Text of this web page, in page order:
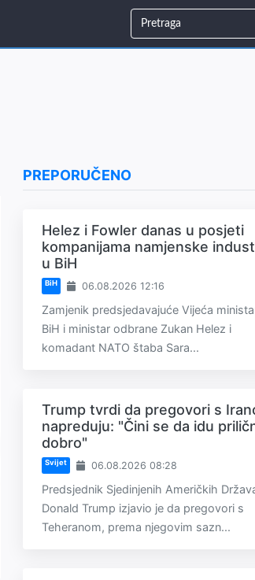
PREPORUČENO
Helez i Fowler danas u posjeti
kompanijama namjenske
u BiH
BiH 06.08.2026 12:16
Zamjenik predsjedavajuće Vijeća
BiH i ministar odbrane Zukan Helez i
komadant NATO štaba Sara...
Trump tvrdi da pregovori s
napreduju: "Čini se da idu
dobro"
Svijet 06.08.2026 08:28
Predsjednik Sjedinjenih Američkih
Donald Trump izjavio je da pregovori s
Teheranom, prema njegovim sazn...